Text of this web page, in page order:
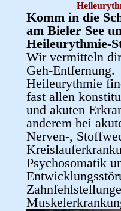
Komm in die
am Bieler See
Heileurythmie-
Wir vermitteln
Geh-Entfernung.
Heileurythmie
fast allen
und akuten
anderem bei
Nerven-,
Psychosomatik